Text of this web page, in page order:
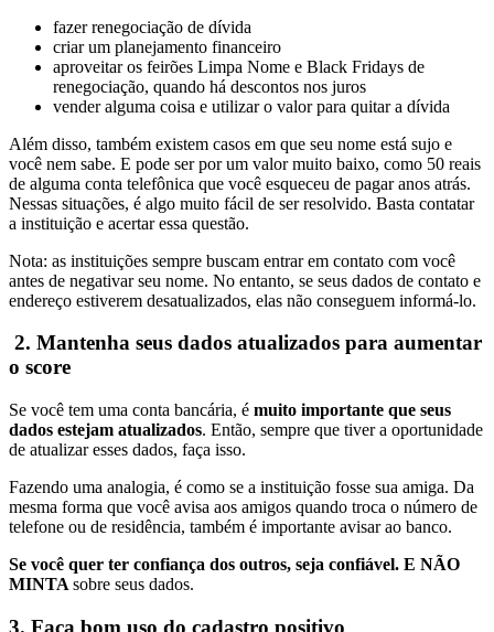
fazer renegociação de dívida
criar um planejamento financeiro
aproveitar os feirões Limpa Nome e Black Fridays de
renegociação, quando há descontos nos juros
vender alguma coisa e utilizar o valor para quitar a dívida
Além disso, também existem casos em que seu nome está sujo e
você nem sabe. E pode ser por um valor muito baixo, como 50 reais
de alguma conta telefônica que você esqueceu de pagar anos atrás.
Nessas situações, é algo muito fácil de ser resolvido. Basta contatar
a instituição e acertar essa questão.
Nota: as instituições sempre buscam entrar em contato com você
antes de negativar seu nome. No entanto, se seus dados de contato e
endereço estiverem desatualizados, elas não conseguem informá-lo.
2. Mantenha seus dados atualizados para aumentar
o score
Se você tem uma conta bancária, é muito importante que seus
dados estejam atualizados. Então, sempre que tiver a oportunidade
de atualizar esses dados, faça isso.
Fazendo uma analogia, é como se a instituição fosse sua amiga. Da
mesma forma que você avisa aos amigos quando troca o número de
telefone ou de residência, também é importante avisar ao banco.
Se você quer ter confiança dos outros, seja confiável. E NÃO
MINTA sobre seus dados.
3. Faça bom uso do cadastro positivo